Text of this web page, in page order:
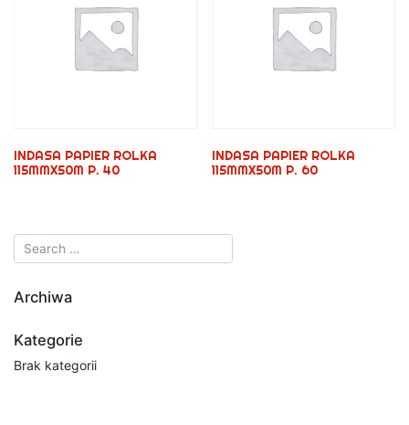
INDASA PAPIER ROLKA
115MMX50M P. 40
INDASA PAPIER ROLKA
115MMX50M P. 60
Archiwa
Kategorie
Brak kategorii